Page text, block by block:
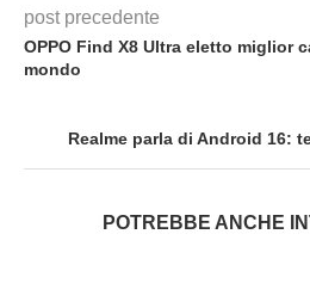
post precedente
OPPO Find X8 Ultra eletto miglior
mondo
Realme parla di Android 16:
POTREBBE ANCHE